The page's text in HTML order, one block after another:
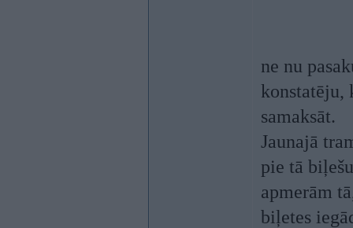
ne nu
konstatēju,
samaksāt.
Jaunajā
pie tā
apmerām
biļetes